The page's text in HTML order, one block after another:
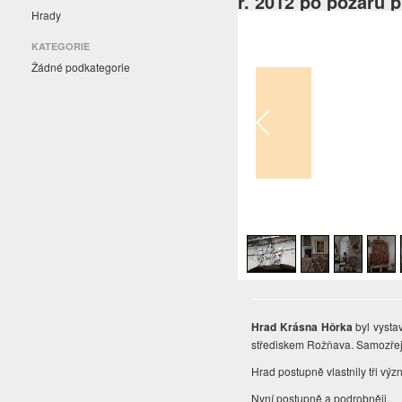
Hrady
KATEGORIE
Žádné podkategorie
Hrad Krásna Hôrka byl
střediskem Rožňava.
Hrad postupně vlastnily tři
Nyní postupně a podrobněji.